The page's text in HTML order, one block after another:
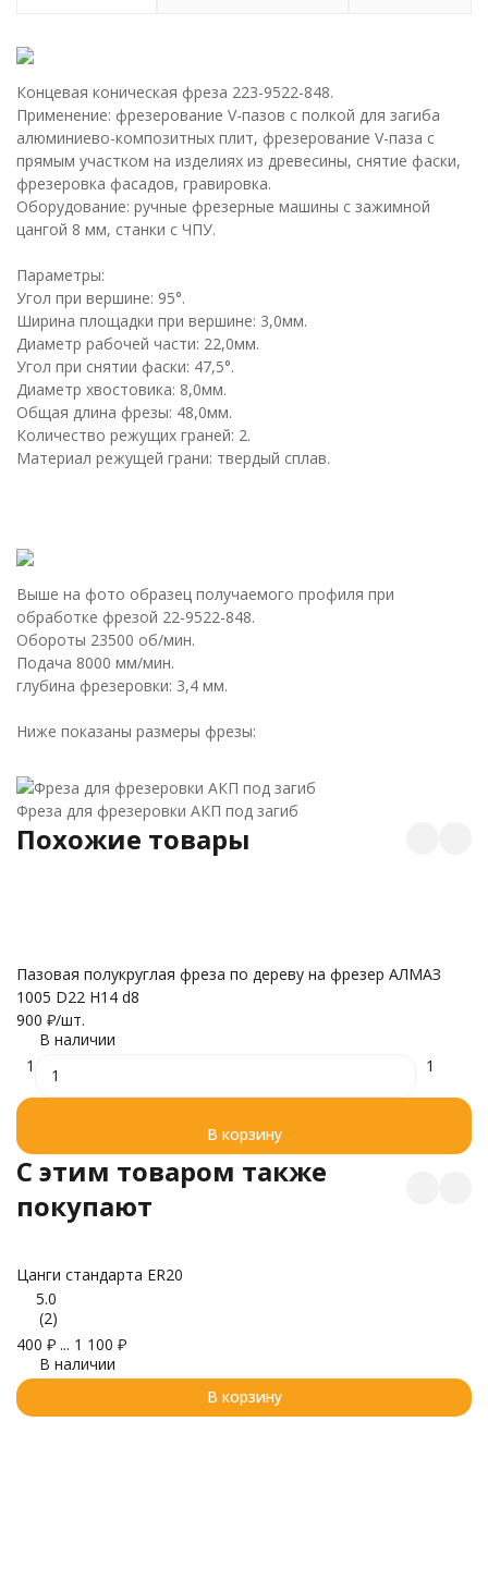
Концевая коническая фреза 223-9522-848.
Применение: фрезерование V-пазов с полкой для загиба
алюминиево-композитных плит, фрезерование V-паза с
прямым участком на изделиях из древесины, снятие фаски,
фрезеровка фасадов, гравировка.
Оборудование: ручные фрезерные машины с зажимной
цангой 8 мм, станки с ЧПУ.
Параметры:
Угол при вершине: 95°.
Ширина площадки при вершине: 3,0мм.
Диаметр рабочей части: 22,0мм.
Угол при снятии фаски: 47,5°.
Диаметр хвостовика: 8,0мм.
Общая длина фрезы: 48,0мм.
Количество режущих граней: 2.
Материал режущей грани: твердый сплав.
Выше на фото образец получаемого профиля при
обработке фрезой 22-9522-848.
Обороты 23500 об/мин.
Подача 8000 мм/мин.
глубина фрезеровки: 3,4 мм.
Ниже показаны размеры фрезы:
Фреза для фрезеровки АКП под загиб
Похожие товары
Пазовая полукруглая фреза по дереву на фрезер АЛМАЗ
1005 D22 H14 d8
900 ₽/шт.
В наличии
1
1
В корзину
C этим товаром также
покупают
Цанги стандарта ER20
5.0
(2)
400 ₽ ... 1 100 ₽
В наличии
В корзину